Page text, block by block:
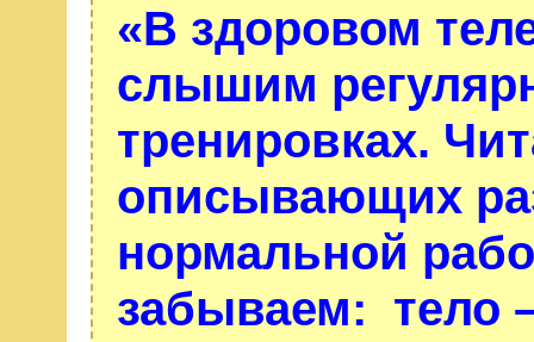
«В здоровом
слышим
тренировках.
описывающих
нормальной
забываем: тело